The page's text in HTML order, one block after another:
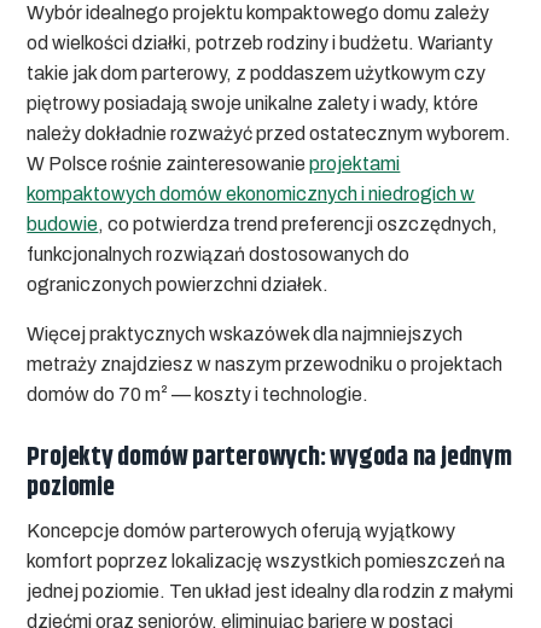
Wybór idealnego projektu kompaktowego domu zależy
od wielkości działki, potrzeb rodziny i budżetu. Warianty
takie jak dom parterowy, z poddaszem użytkowym czy
piętrowy posiadają swoje unikalne zalety i wady, które
należy dokładnie rozważyć przed ostatecznym wyborem.
W Polsce rośnie zainteresowanieprojektami
kompaktowych domów ekonomicznych i niedrogich w
budowie, co potwierdza trend preferencji oszczędnych,
funkcjonalnych rozwiązań dostosowanych do
ograniczonych powierzchni działek.
Więcej praktycznych wskazówek dla najmniejszych
metraży znajdziesz w naszym przewodniku o projektach
domów do 70 m² — koszty i technologie.
Projekty domów parterowych: wygoda na jednym
poziomie
Koncepcje domów parterowych oferują wyjątkowy
komfort poprzez lokalizację wszystkich pomieszczeń na
jednej poziomie. Ten układ jest idealny dla rodzin z małymi
dziećmi oraz seniorów, eliminując barierę w postaci